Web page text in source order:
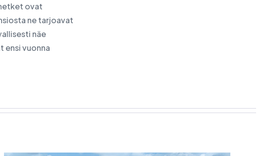
ovat
ne tarjoavat
näe
ensi vuonna